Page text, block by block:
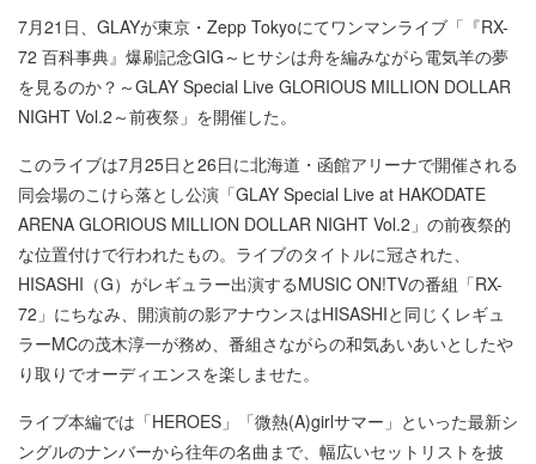
7月21日、GLAYが東京・Zepp Tokyoにてワンマンライブ「『RX-
72 百科事典』爆刷記念GIG～ヒサシは舟を編みながら電気羊の夢
を見るのか？～GLAY Special Live GLORIOUS MILLION DOLLAR
NIGHT Vol.2～前夜祭」を開催した。
このライブは7月25日と26日に北海道・函館アリーナで開催される
同会場のこけら落とし公演「GLAY Special Live at HAKODATE
ARENA GLORIOUS MILLION DOLLAR NIGHT Vol.2」の前夜祭的
な位置付けで行われたもの。ライブのタイトルに冠された、
HISASHI（G）がレギュラー出演するMUSIC ON!TVの番組「RX-
72」にちなみ、開演前の影アナウンスはHISASHIと同じくレギュ
ラーMCの茂木淳一が務め、番組さながらの和気あいあいとしたや
り取りでオーディエンスを楽しませた。
ライブ本編では「HEROES」「微熱(A)girlサマー」といった最新シ
ングルのナンバーから往年の名曲まで、幅広いセットリストを披